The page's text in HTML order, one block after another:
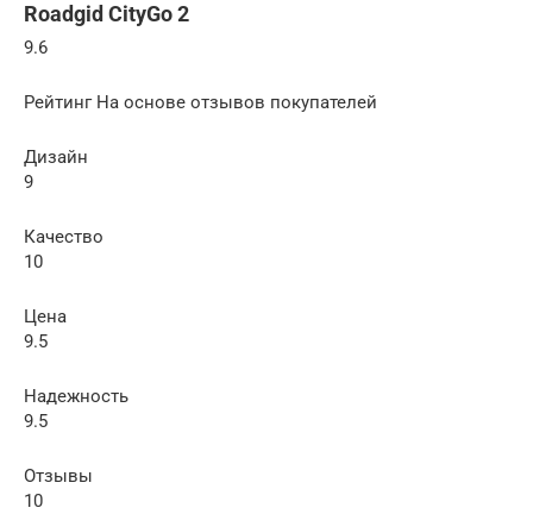
Roadgid CityGo 2
9.6
Рейтинг На основе отзывов покупателей
Дизайн
9
Качество
10
Цена
9.5
Надежность
9.5
Отзывы
10